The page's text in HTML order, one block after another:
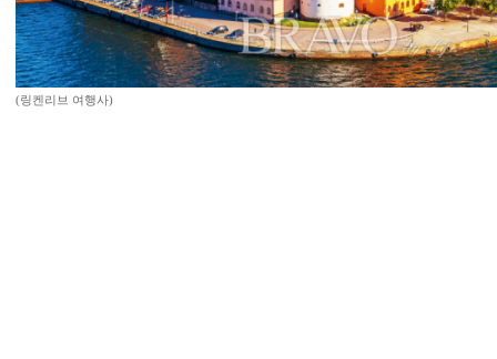
(링켄리브 여행사)